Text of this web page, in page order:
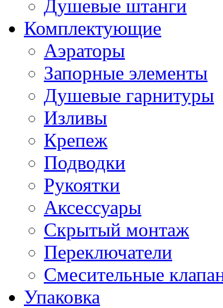
Душевые штанги
Комплектующие
Аэраторы
Запорные элементы
Душевые гарнитуры
Изливы
Крепеж
Подводки
Рукоятки
Аксессуары
Скрытый монтаж
Переключатели
Смесительные
Упаковка